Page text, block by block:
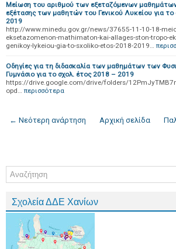
Μείωση του αριθμού των εξεταζόμενων
εξέτασης των μαθητών του Γενικού Λυκείου για το
2019
http://www.minedu.gov.gr/news/37655-11-10-18-
eksetazomenon-mathimaton-kai-allages-ston-tropo-
genikoy-lykeiou-gia-to-sxoliko-etos-2018-2019…
Οδηγίες για τη διδασκαλία των μαθημάτων των
Γυμνάσιο για το σχολ. έτος 2018 – 2019
https://drive.google.com/drive/folders/
opd… περισσότερα
← Νεότερη ανάρτηση Αρχική σελίδα
Σχολεία ΔΔΕ Χανίων